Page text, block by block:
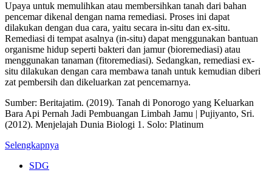
Upaya untuk memulihkan atau membersihkan tanah dari bahan
pencemar dikenal dengan nama remediasi. Proses ini dapat
dilakukan dengan dua cara, yaitu secara in-situ dan ex-situ.
Remediasi di tempat asalnya (in-situ) dapat menggunakan bantuan
organisme hidup seperti bakteri dan jamur (bioremediasi) atau
menggunakan tanaman (fitoremediasi). Sedangkan, remediasi ex-
situ dilakukan dengan cara membawa tanah untuk kemudian diberi
zat pembersih dan dikeluarkan zat pencemarnya.
Sumber: Beritajatim. (2019). Tanah di Ponorogo yang Keluarkan
Bara Api Pernah Jadi Pembuangan Limbah Jamu | Pujiyanto, Sri.
(2012). Menjelajah Dunia Biologi 1. Solo: Platinum
Selengkapnya
SDG